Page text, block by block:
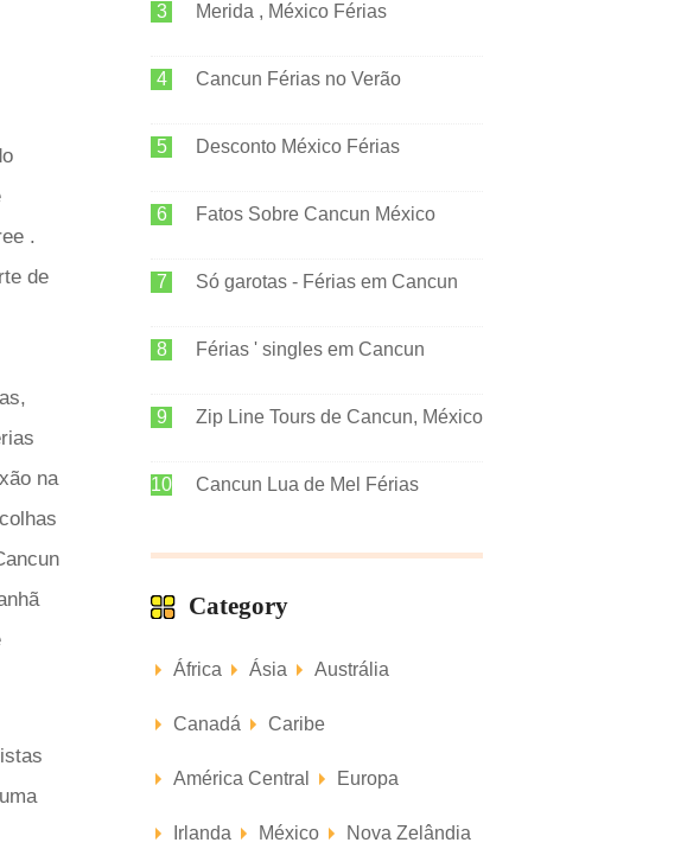
.
de
na
Merida , México Férias
Cancun Férias no Verão
Desconto México Férias
Fatos Sobre Cancun México
Só garotas - Férias em Cancun
Férias ' singles em Cancun
Zip Line Tours de Cancun, México
Cancun Lua de Mel Férias
Category
África Ásia Austrália
Canadá Caribe
América Central Europa
Irlanda México Nova Zelândia